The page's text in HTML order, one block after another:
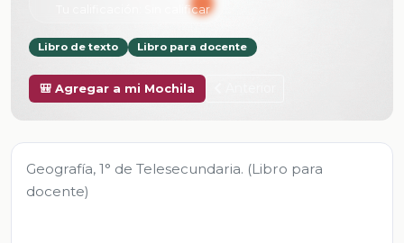
Sin calificar
Libro de texto Libro para docente
🎒 Agregar a mi Mochila
Geografía, 1° de Telesecundaria. (Libro para
docente)